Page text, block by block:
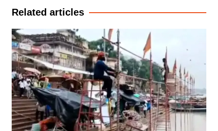
Related articles